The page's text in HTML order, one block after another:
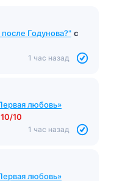
кожа»
56 минут назад
1 час назад
1 час назад